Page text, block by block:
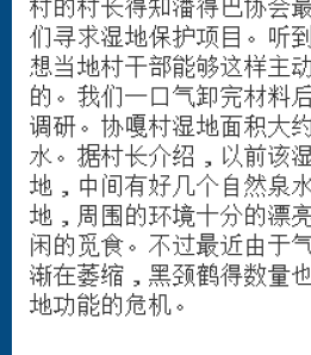
们寻求湿地保护项目。听
想当地村干部能够这样主
的。我们一口气卸完材料
调研。协嘎村湿地面积大
水。据村长介绍，以前该
地，中间有好几个自然泉
地，周围的环境十分的漂
闲的觅食。不过最近由于
渐在萎缩，黑颈鹤得数量
地功能的危机。